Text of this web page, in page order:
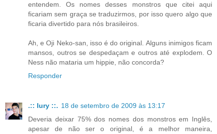
entendem. Os nomes desses monstros que citei aqui
ficariam sem graça se traduzirmos, por isso quero algo que
ficaria divertido para nós brasileiros.
Ah, e Oji Neko-san, isso é do original. Alguns inimigos ficam
mansos, outros se despedaçam e outros até explodem. O
Ness não mataria um hippie, não concorda?
Responder
.:: Iury ::. 18 de setembro de 2009 às 13:17
Deveria deixar 75% dos nomes dos monstros em Inglês,
apesar de não ser o original, é a melhor maneira,